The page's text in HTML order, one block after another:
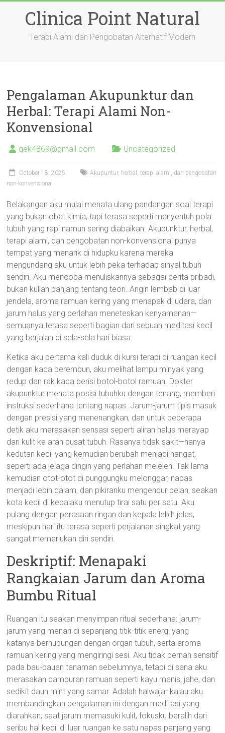
contentClinica Point Natural
Terapi Alami dan Pengobatan Alternatif Modern
Pengalaman Akupunktur dan
Herbal: Terapi Alami Non-
Konvensional
gek4869@gmail.com Uncategorized
October 18, 2025
Akupuntur, herbal, terapi alami, dan pengobatan
non-konvensional
Belakangan aku mulai menata ulang pandangan soal terapi
yang bukan obat kimia, tapi terasa seperti menyentuh pola
tubuh yang rapi namun sering diabaikan. Akupunktur, herbal,
terapi alami, dan pengobatan non-konvensional punya
tempat yang menarik di hidupku karena mereka
mengundang aku untuk lebih peka terhadap sinyal tubuh
sendiri. Aku mencoba menuliskannya sebagai cerita pribadi,
bukan kuliah panjang tentang teori. Angin lembab di luar
jendela, aroma ramuan kering yang menapak di udara, dan
jarum halus yang perlahan meneteskan kenyamanan—
semuanya terasa seperti bagian dari sebuah meditasi kecil
yang berjalan di sela-sela hari biasa.
Ketika aku pertama kali duduk di kursi terapi di ruangan kecil
dengan kaca berembun, aku melihat lampu minyak yang
redup dan rak kaca berisi botol-botol ramuan. Dokter
akupunktur menata posisi tubuhku dengan tenang, memberi
instruksi sederhana tentang napas. Jarum-jarum tipis masuk
dengan presisi yang menenangkan, dan untuk beberapa
detik aku merasakan sensasi seperti aliran halus merayap
dari kulit ke arah pusat tubuh. Rasanya tidak sakit—hanya
kedutan kecil yang kemudian berubah menjadi hangat,
seperti ada jelaga dingin yang perlahan meleleh. Tak lama
kemudian otot-otot di punggungku melonggar, napas
menjadi lebih dalam, dan pikiranku mengendur pelan, seakan
kota kecil di kepalaku menutup tirai satu per satu. Aku
pulang dengan perasaan ringan dan kepala lebih jelas,
meskipun hari itu terasa seperti perjalanan singkat yang
sangat memerlukan diri sendiri.
Deskriptif: Menapaki
Rangkaian Jarum dan Aroma
Bumbu Ritual
Ruangan itu seakan menyimpan ritual sederhana: jarum-
jarum yang menari di sepanjang titik-titik energi yang
katanya berhubungan dengan organ tubuh, serta aroma
ramuan kering yang mengiringi sesi. Aku tidak pernah sensitif
pada bau-bauan tanaman sebelumnya, tetapi di sana aku
merasakan campuran ramuan seperti kayu manis, jahe, dan
sedikit daun mint yang samar. Adalah halwajar kalau aku
membandingkan pengalaman ini dengan meditasi yang
diarahkan; saat jarum memasuki kulit, fokusku beralih dari
seribu hal kecil di luar ruangan ke satu napas panjang yang